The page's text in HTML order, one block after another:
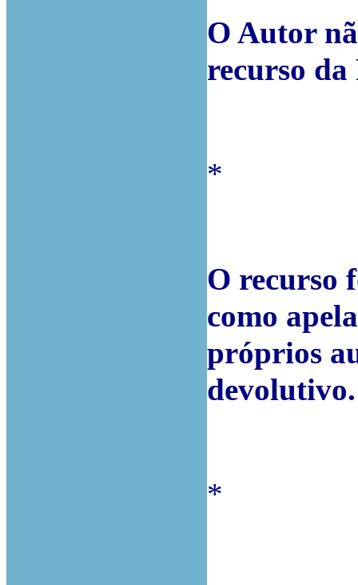
O Autor
recurso da
*
O recurso
como
próprios
devolutivo.
*